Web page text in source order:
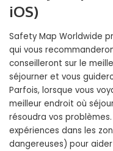
iOS)
Safety Map Worldwide
qui vous
conseilleront sur le
séjourner et vous
Parfois, lorsque vous
meilleur endroit où
résoudra vos
expériences dans les
dangereuses) pour